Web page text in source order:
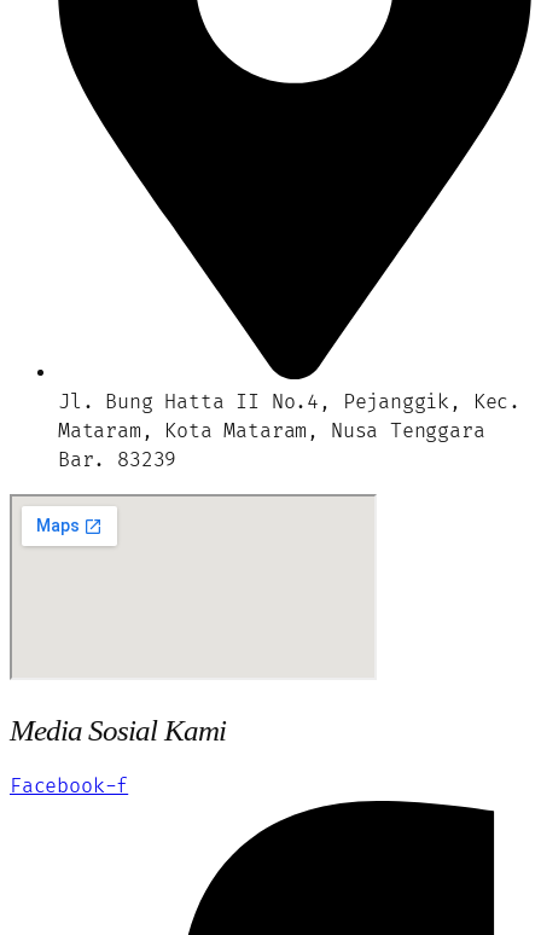
Jl. Bung Hatta II No.4, Pejanggik, Kec.
Mataram, Kota Mataram, Nusa Tenggara
Bar. 83239
Media Sosial Kami
Facebook-f